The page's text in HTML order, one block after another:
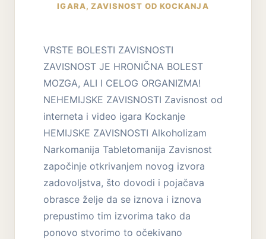
IGARA, ZAVISNOST OD KOCKANJA
VRSTE BOLESTI ZAVISNOSTI
ZAVISNOST JE HRONIČNA BOLEST
MOZGA, ALI I CELOG ORGANIZMA!
NEHEMIJSKE ZAVISNOSTI Zavisnost od
interneta i video igara Kockanje
HEMIJSKE ZAVISNOSTI Alkoholizam
Narkomanija Tabletomanija Zavisnost
započinje otkrivanjem novog izvora
zadovoljstva, što dovodi i pojačava
obrasce želje da se iznova i iznova
prepustimo tim izvorima tako da
ponovo stvorimo to očekivano